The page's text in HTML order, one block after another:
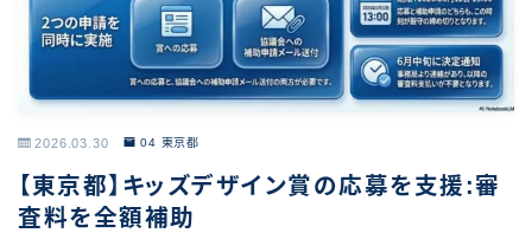
2026.03.30 04 東京都
【東京都】キッズデザイン賞の応募を支援:審
査料を全額補助